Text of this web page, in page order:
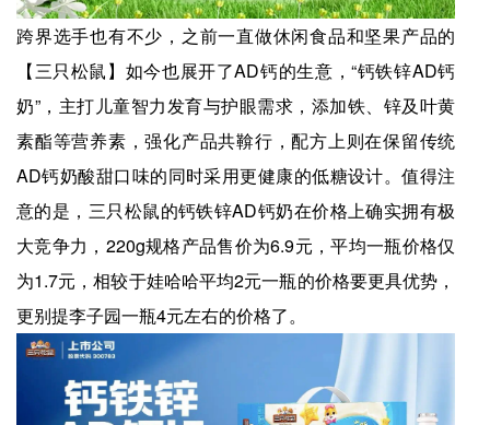
跨界选手也有不少，之前一直做休闲食品和坚果产品的
【三只松鼠】如今也展开了AD钙的生意，“钙铁锌AD钙
奶”，主打儿童智力发育与护眼需求，添加铁、锌及叶黄
素酯等营养素，强化产品共鞥行，配方上则在保留传统
AD钙奶酸甜口味的同时采用更健康的低糖设计。值得注
意的是，三只松鼠的钙铁锌AD钙奶在价格上确实拥有极
大竞争力，220g规格产品售价为6.9元，平均一瓶价格仅
为1.7元，相较于娃哈哈平均2元一瓶的价格要更具优势，
更别提李子园一瓶4元左右的价格了。